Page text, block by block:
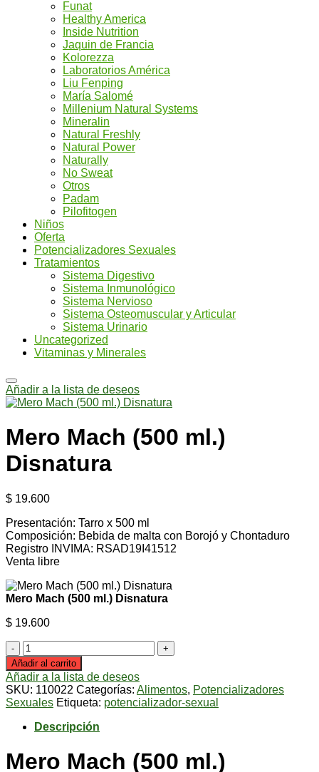
Funat
Healthy America
Inside Nutrition
Jaquin de Francia
Kolorezza
Laboratorios América
Liu Fenping
María Salomé
Millenium Natural Systems
Mineralin
Natural Freshly
Natural Power
Naturally
No Sweat
Otros
Padam
Pilofitogen
Niños
Oferta
Potencializadores Sexuales
Tratamientos
Sistema Digestivo
Sistema Inmunológico
Sistema Nervioso
Sistema Osteomuscular y Articular
Sistema Urinario
Uncategorized
Vitaminas y Minerales
Añadir a la lista de deseos
Mero Mach (500 ml.)
Disnatura
$ 19.600
Presentación: Tarro x 500 ml
Composición: Bebida de malta con Borojó y Chontaduro
Registro INVIMA: RSAD19I41512
Venta libre
Mero Mach (500 ml.) Disnatura
$ 19.600
Mero
Mach
(500
ml.)
Disnatura
cantidad
Añadir al carrito
Añadir a la lista de deseos
SKU: 110022 Categorías: Alimentos, Potencializadores
Sexuales Etiqueta: potencializador-sexual
Descripción
Mero Mach (500 ml.)